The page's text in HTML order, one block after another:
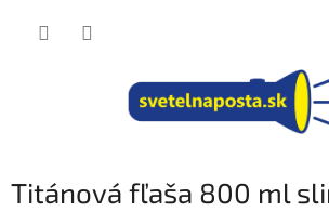
Titánová fľaša 800 ml